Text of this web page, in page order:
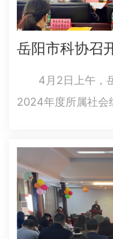
4月2日上午，岳
2024年度所属社会
书记，以及高校科
协党组成员、副主
书记兰岚主持会